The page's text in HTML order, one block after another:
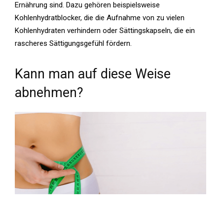
Ernährung sind. Dazu gehören beispielsweise
Kohlenhydratblocker, die die Aufnahme von zu vielen
Kohlenhydraten verhindern oder Sättingskapseln, die ein
rascheres Sättigungsgefühl fördern.
Kann man auf diese Weise
abnehmen?